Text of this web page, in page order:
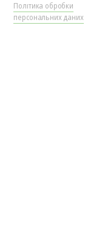
Політика обробки
персональних даних